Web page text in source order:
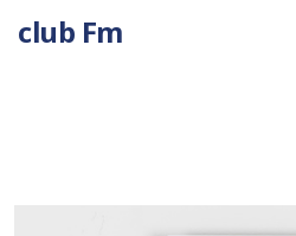
club Fm